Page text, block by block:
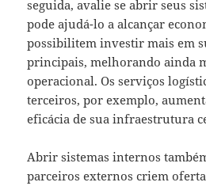
seguida, avalie se abrir seus
pode ajudá-lo a alcançar
possibilitem investir mais em
principais, melhorando ainda
operacional. Os serviços
terceiros, por exemplo,
eficácia de sua infraestrutura
Abrir sistemas internos
parceiros externos criem